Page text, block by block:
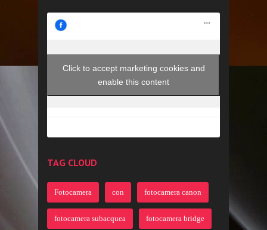
Click to accept marketing cookies and
enable this content
TAG CLOUD
Fotocamera con fotocamera canon
fotocamera subacquea fotocamera bridge